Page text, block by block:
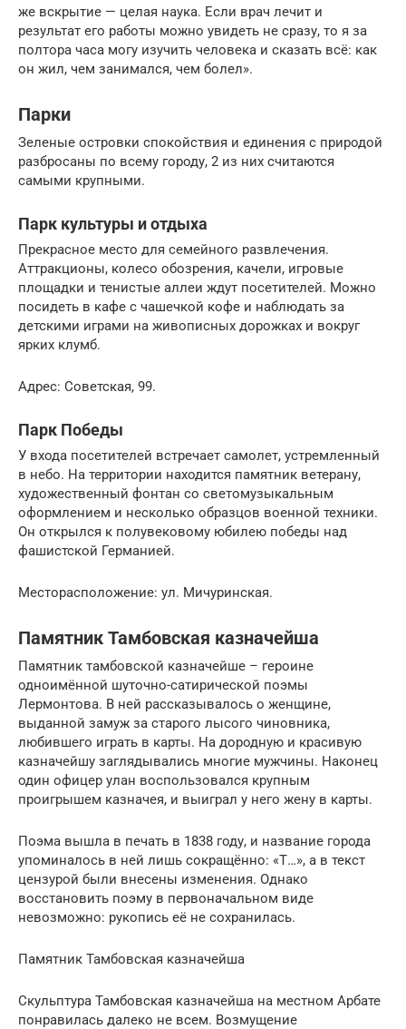
же вскрытие — целая наука. Если врач лечит и
результат его работы можно увидеть не сразу, то я за
полтора часа могу изучить человека и сказать всё: как
он жил, чем занимался, чем болел».
Парки
Зеленые островки спокойствия и единения с природой
разбросаны по всему городу, 2 из них считаются
самыми крупными.
Парк культуры и отдыха
Прекрасное место для семейного развлечения.
Аттракционы, колесо обозрения, качели, игровые
площадки и тенистые аллеи ждут посетителей. Можно
посидеть в кафе с чашечкой кофе и наблюдать за
детскими играми на живописных дорожках и вокруг
ярких клумб.
Адрес: Советская, 99.
Парк Победы
У входа посетителей встречает самолет, устремленный
в небо. На территории находится памятник ветерану,
художественный фонтан со светомузыкальным
оформлением и несколько образцов военной техники.
Он открылся к полувековому юбилею победы над
фашистской Германией.
Месторасположение: ул. Мичуринская.
Памятник Тамбовская казначейша
Памятник тамбовской казначейше – героине
одноимённой шуточно-сатирической поэмы
Лермонтова. В ней рассказывалось о женщине,
выданной замуж за старого лысого чиновника,
любившего играть в карты. На дородную и красивую
казначейшу заглядывались многие мужчины. Наконец
один офицер улан воспользовался крупным
проигрышем казначея, и выиграл у него жену в карты.
Поэма вышла в печать в 1838 году, и название города
упоминалось в ней лишь сокращённо: «Т…», а в текст
цензурой были внесены изменения. Однако
восстановить поэму в первоначальном виде
невозможно: рукопись её не сохранилась.
Памятник Тамбовская казначейша
Скульптура Тамбовская казначейша на местном Арбате
понравилась далеко не всем. Возмущение